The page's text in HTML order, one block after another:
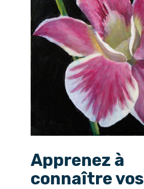
Apprenez à
connaître vos